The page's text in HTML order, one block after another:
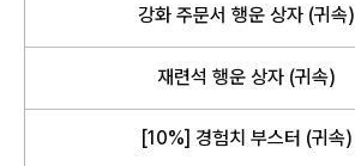
강화 주문서 행운 상자 (귀속)
재련석 행운 상자 (귀속)
[10%] 경험치 부스터 (귀속)